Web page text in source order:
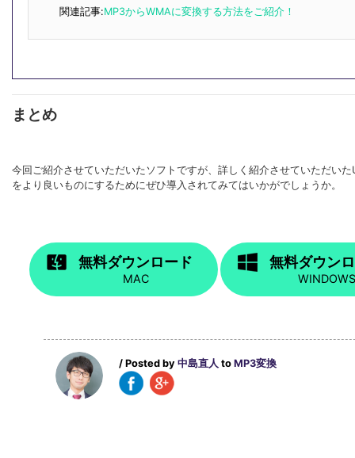
関連記事:MP3からWMAに変換する方法をご紹介！
まとめ
今回ご紹介させていただいたソフトですが、詳しく紹介させていただい
をより良いものにするためにぜひ導入されてみてはいかがでしょうか。
無料ダウンロード
MAC
無料ダウン
WINDOWS
/ Posted by 中島直人 to MP3変換